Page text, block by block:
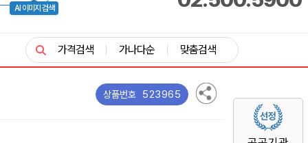
AI 이미지 검색
가격검색 가나다순 맞춤검색
상품번호 523965